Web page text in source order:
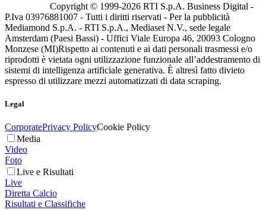
Copyright © 1999-2026 RTI S.p.A. Business Digital -
P.Iva 03976881007 - Tutti i diritti riservati - Per la pubblicità
Mediamond S.p.A. - RTI S.p.A., Mediaset N.V., sede legale
Amsterdam (Paesi Bassi) - Uffici Viale Europa 46, 20093 Cologno
Monzese (MI)Rispetto ai contenuti e ai dati personali trasmessi e/o
riprodotti è vietata ogni utilizzazione funzionale all’addestramento di
sistemi di intelligenza artificiale generativa. È altresì fatto divieto
espresso di utilizzare mezzi automatizzati di data scraping.
Legal
CorporatePrivacy PolicyCookie Policy
Media
Video
Foto
Live e Risultati
Live
Diretta Calcio
Risultati e Classifiche